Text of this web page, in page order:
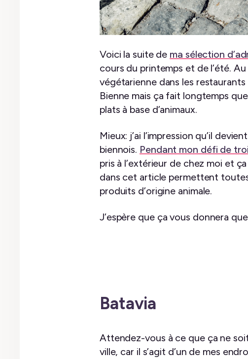
Voici la suite de ma sélection
cours du printemps et de l’été.
végétarienne dans les
Bienne mais ça fait longtemps
plats à base d’animaux.
Mieux: j’ai l’impression qu’il
biennois. Pendant mon défi de
pris à l’extérieur de chez moi et
dans cet article permettent toutes
produits d’origine animale.
J’espère que ça vous donnera
Batavia
Attendez-vous à ce que ça ne
ville, car il s’agit d’un de mes